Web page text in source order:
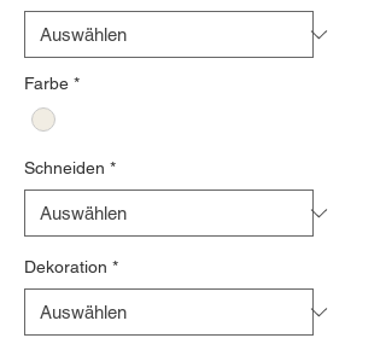
Farbe *
Schneiden *
Dekoration *